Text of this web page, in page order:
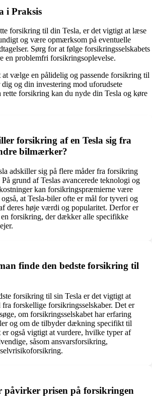
i Praksis
forsikring til din Tesla, er det vigtigt at læse
og være opmærksom på eventuelle
Sørg for at følge forsikringsselskabets
en problemfri forsikringsoplevelse.
at vælge en pålidelig og passende forsikring til
og din investering mod uforudsete
rette forsikring kan du nyde din Tesla og køre
forsikring af en Tesla sig fra
bilmærker?
adskiller sig på flere måder fra forsikring
grund af Teslas avancerede teknologi og
kan forsikringspræmierne være
at Tesla-biler ofte er mål for tyveri og
deres høje værdi og popularitet. Derfor er
forsikring, der dækker alle specifikke
finde den bedste forsikring til
forsikring til sin Tesla er det vigtigt at
forskellige forsikringsselskaber. Det er
om forsikringsselskabet har erfaring
og om de tilbyder dækning specifikt til
er også vigtigt at vurdere, hvilke typer af
såsom ansvarsforsikring,
påvirker prisen på forsikringen